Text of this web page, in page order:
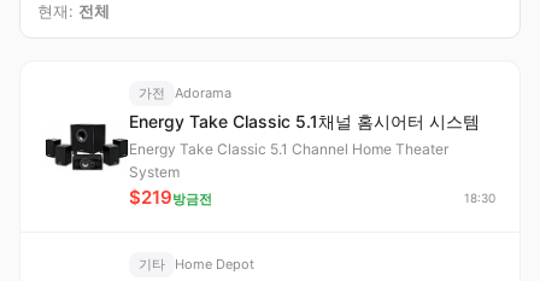
현재: 전체
가전 Adorama
Energy Take Classic 5.1채널 홈시어터 시스템
Energy Take Classic 5.1 Channel Home Theater
System
$219방금전 18:30
기타 Home Depot